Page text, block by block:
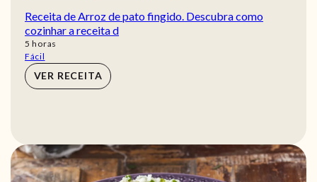
Receita de Arroz de pato fingido. Descubra como
cozinhar a receita d
5 horas
horas
Fácil
VER RECEITA